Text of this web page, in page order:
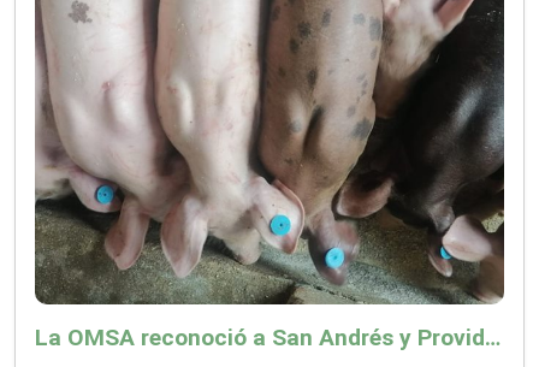
La OMSA reconoció a San Andrés y Providencia como zona libre de Peste Porcina Clásica (PPC)